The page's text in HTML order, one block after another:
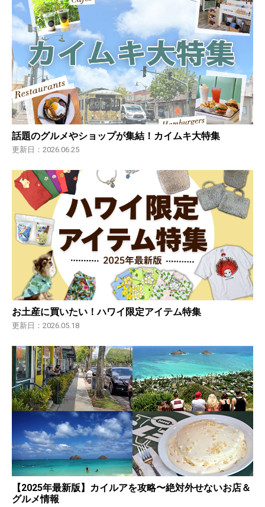
話題のグルメやショップが集結！カイムキ大特集
更新日：2026.06.25
お土産に買いたい！ハワイ限定アイテム特集
更新日：2026.05.18
【2025年最新版】カイルアを攻略〜絶対外せないお店＆
グルメ情報